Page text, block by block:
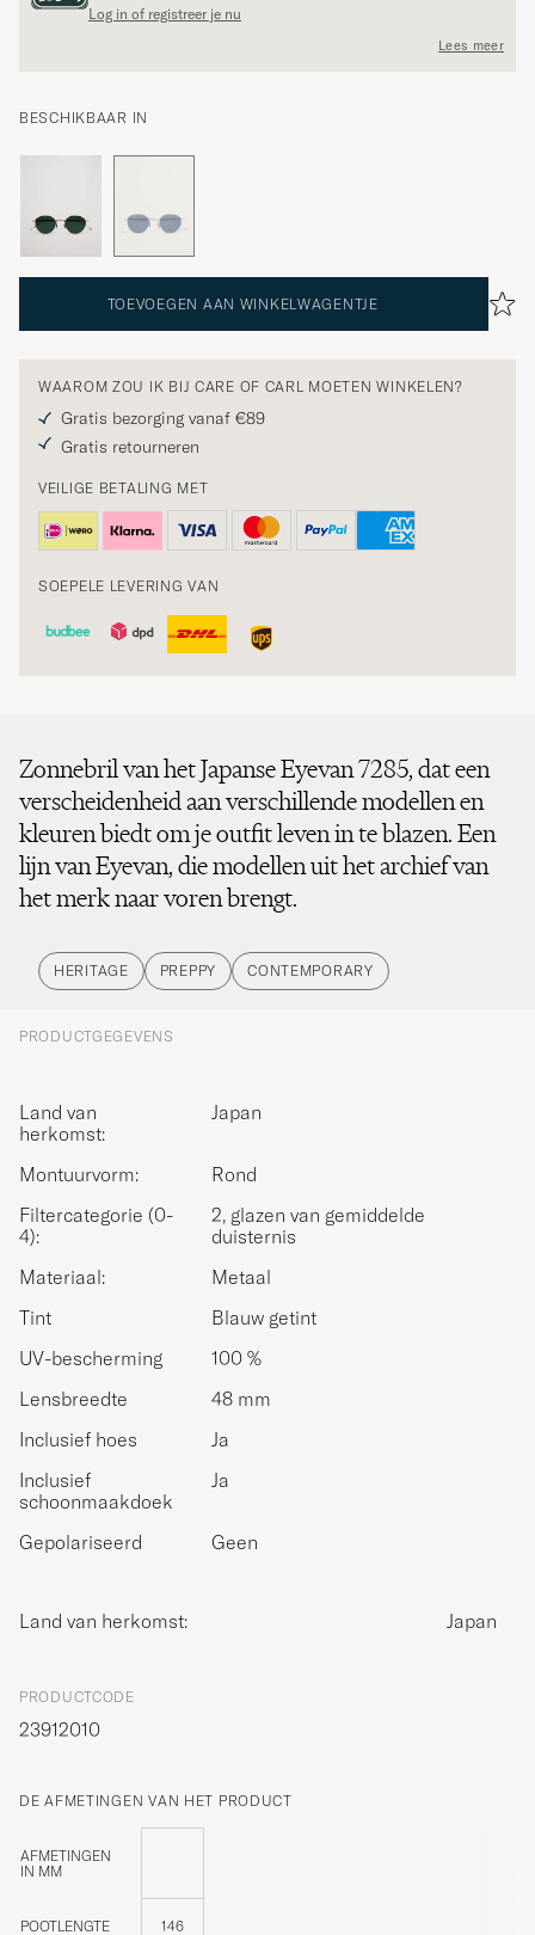
Log in of registreer je nu
Lees meer
BESCHIKBAAR IN
TOEVOEGEN AAN WINKELWAGENTJE
WAAROM ZOU IK BIJ CARE OF CARL MOETEN WINKELEN?
Gratis bezorging vanaf €89
Gratis retourneren
VEILIGE BETALING MET
SOEPELE LEVERING VAN
Zonnebril van het Japanse Eyevan 7285, dat een
verscheidenheid aan verschillende modellen en
kleuren biedt om je outfit leven in te blazen. Een
lijn van Eyevan, die modellen uit het archief van
het merk naar voren brengt.
HERITAGE PREPPY CONTEMPORARY
PRODUCTGEGEVENS
Land van
herkomst:
Japan
Montuurvorm:
Rond
Filtercategorie (0-
4):
2, glazen van gemiddelde
duisternis
Materiaal:
Metaal
Tint
Blauw getint
UV-bescherming
100 %
Lensbreedte
48 mm
Inclusief hoes
Ja
Inclusief
schoonmaakdoek
Ja
Gepolariseerd Geen
Land van herkomst: Japan
PRODUCTCODE
23912010
DE AFMETINGEN VAN HET PRODUCT
AFMETINGEN
IN MM
POOTLENGTE 146